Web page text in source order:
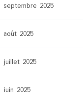
septembre 2025
août 2025
juillet 2025